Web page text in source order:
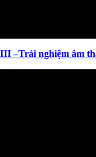
–Trải nghiệm âm